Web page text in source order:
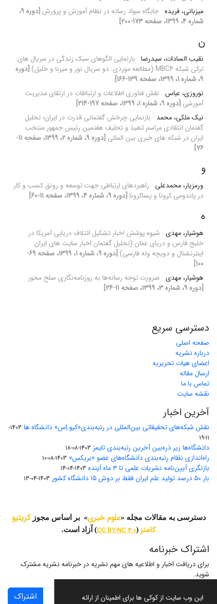
این وب سایت از کوکی ها برای اطمینان از ارائه
میزبانی، فریده جایگاه سواد رسانه در نظام آموزش و پرورش
[دوره 9،
شماره 4، 1399، صفحه 173-200]
ن
نقیب السادات، سیدرضا بازنمایی الگوهای سبک زندگی در سریال های
ترکی شبکه MBC4 (مطالعه موردی: دو سریال نور و میرنا و خلیل)
[دوره
9، شماره 1، 1399، صفحه 139-166]
نوروزی، عباس نقش فناوری اطلاعات و ارتباطات در ارتقای مدیریت
آموزشی [دوره 9، شماره 1، 1399، صفحه 197-214]
نیک ملکی، محمد
بازنمایی چرخش گفتمانی قدرت در ایران؛ تحلیل
گفتمان انتقادی مراسم تنفیذ و تحلیف هفتمین رئیس جمهور منتخب
ایران در شبکه های خبری بین المللی
[دوره 9، شماره 2، 1399، صفحه 11-
76]
و
ورمزیار، محمدعلی
راهبردهای ارتباطی جهت توسعه و رونق کسب و کار
در پاندومی کرونا و پساکرونا [دوره 9، شماره 4، 1399، صفحه 11-60]
ه
هوشیار، مهدی شیوه پوشش اخبار تشکیل ائتلاف دریایی آمریکا در
خلیج فارس و دریای عمان (تحلیل گفتمان اخبار سایت های ایران
اینترنشنال و دویچه وله فارسی)
[دوره 9، شماره 1، 1399، صفحه 69-
100]
هوشیار، مهدی ضرورت توجه رسانه‌ها به روزنامه‌نگاری صلح محور
[دوره 9، شماره 3، 1399، صفحه 11-24]
دسترسی سریع
صفحه اصلی
درباره نشریه
اعضای هیات تحریریه
ارسال مقاله
تماس با ما
نقشه سایت
آخرین اخبار
نقش شبکه‌های تحقیقاتی بین‌المللی در رتبه‌بندی«کیو.اِس» دانشگاه ها
1403-
11-19
دانشگاه‌ها زیر ذره‌بین آخرین رتبه‌بندی تایمز 1403-08-18
راه‌اندازی نظام رتبه‌بندی دانشگاه‌‌های عضو «بریکس» 1403-08-10
بازنگری آیین‌نامه نشریات علمی تا ۳ ماه آینده 1403-04-14
بار ۵۰ درصد تولید علم ایران فقط بر دوش ۱۵ دانشگاه کشور 1403-04-13
دسترسی به مقالات مجله «علوم خبری» بر اساس مجوزکریتیو
کامنز (
CC BY-NC 4.0) آزاد است.
اشتراک خبرنامه
برای دریافت اخبار و اطلاعیه های مهم نشریه در خبرنامه نشریه مشترک
شوید.
اشتراک